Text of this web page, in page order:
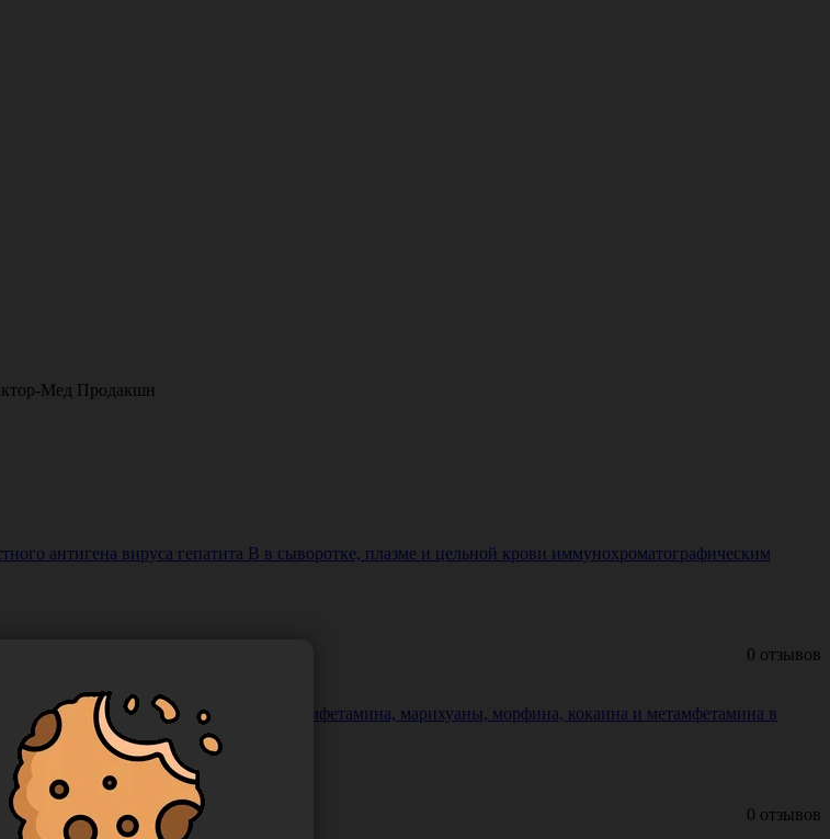
Мед Продакшн
антигена вируса гепатита В в сыворотке, плазме и цельной крови иммунохроматографическим
0 отзывов
одновременного выявления амфетамина, марихуаны, морфина, кокаина и метамфетамина в
0 отзывов